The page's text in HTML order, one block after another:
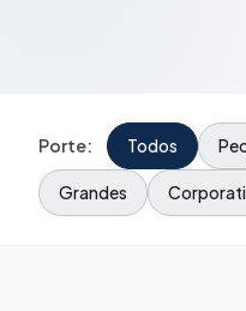
Porte: Todos
Grandes